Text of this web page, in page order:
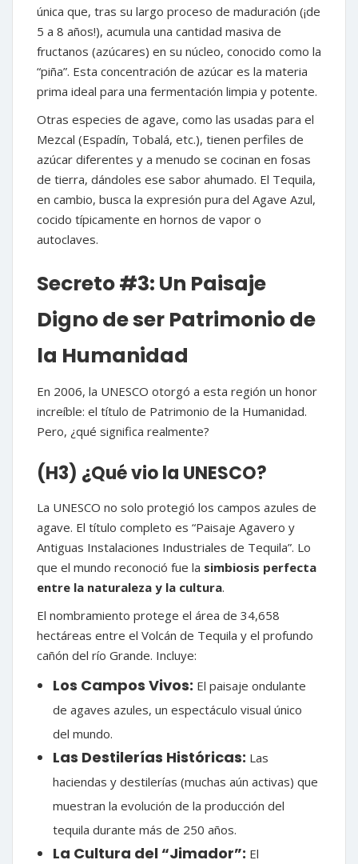
única que, tras su largo proceso de maduración (¡de
5 a 8 años!), acumula una cantidad masiva de
fructanos (azúcares) en su núcleo, conocido como la
“piña”. Esta concentración de azúcar es la materia
prima ideal para una fermentación limpia y potente.
Otras especies de agave, como las usadas para el
Mezcal (Espadín, Tobalá, etc.), tienen perfiles de
azúcar diferentes y a menudo se cocinan en fosas
de tierra, dándoles ese sabor ahumado. El Tequila,
en cambio, busca la expresión pura del Agave Azul,
cocido típicamente en hornos de vapor o
autoclaves.
Secreto #3: Un Paisaje
Digno de ser Patrimonio de
la Humanidad
En 2006, la UNESCO otorgó a esta región un honor
increíble: el título de Patrimonio de la Humanidad.
Pero, ¿qué significa realmente?
(H3) ¿Qué vio la UNESCO?
La UNESCO no solo protegió los campos azules de
agave. El título completo es “Paisaje Agavero y
Antiguas Instalaciones Industriales de Tequila”. Lo
que el mundo reconoció fue la simbiosis perfecta
entre la naturaleza y la cultura.
El nombramiento protege el área de 34,658
hectáreas entre el Volcán de Tequila y el profundo
cañón del río Grande. Incluye:
Los Campos Vivos: El paisaje ondulante
de agaves azules, un espectáculo visual único
del mundo.
Las Destilerías Históricas: Las
haciendas y destilerías (muchas aún activas) que
muestran la evolución de la producción del
tequila durante más de 250 años.
La Cultura del “Jimador”: El